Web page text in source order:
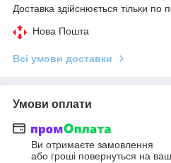
Доставка здійснюється тільки по
Нова Пошта
Всі умови доставки
Умови оплати
Ви отримаєте замовлення
або гроші повернуться на